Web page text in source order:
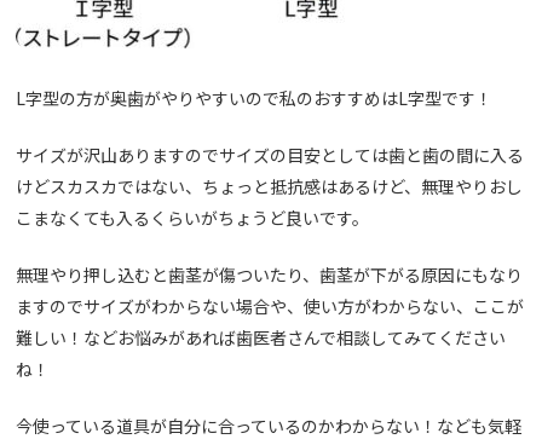
L字型の方が奥歯がやりやすいので私のおすすめはL字型です！
サイズが沢山ありますのでサイズの目安としては歯と歯の間に入る
けどスカスカではない、ちょっと抵抗感はあるけど、無理やりおし
こまなくても入るくらいがちょうど良いです。
無理やり押し込むと歯茎が傷ついたり、歯茎が下がる原因にもなり
ますのでサイズがわからない場合や、使い方がわからない、ここが
難しい！などお悩みがあれば歯医者さんで相談してみてください
ね！
今使っている道具が自分に合っているのかわからない！なども気軽